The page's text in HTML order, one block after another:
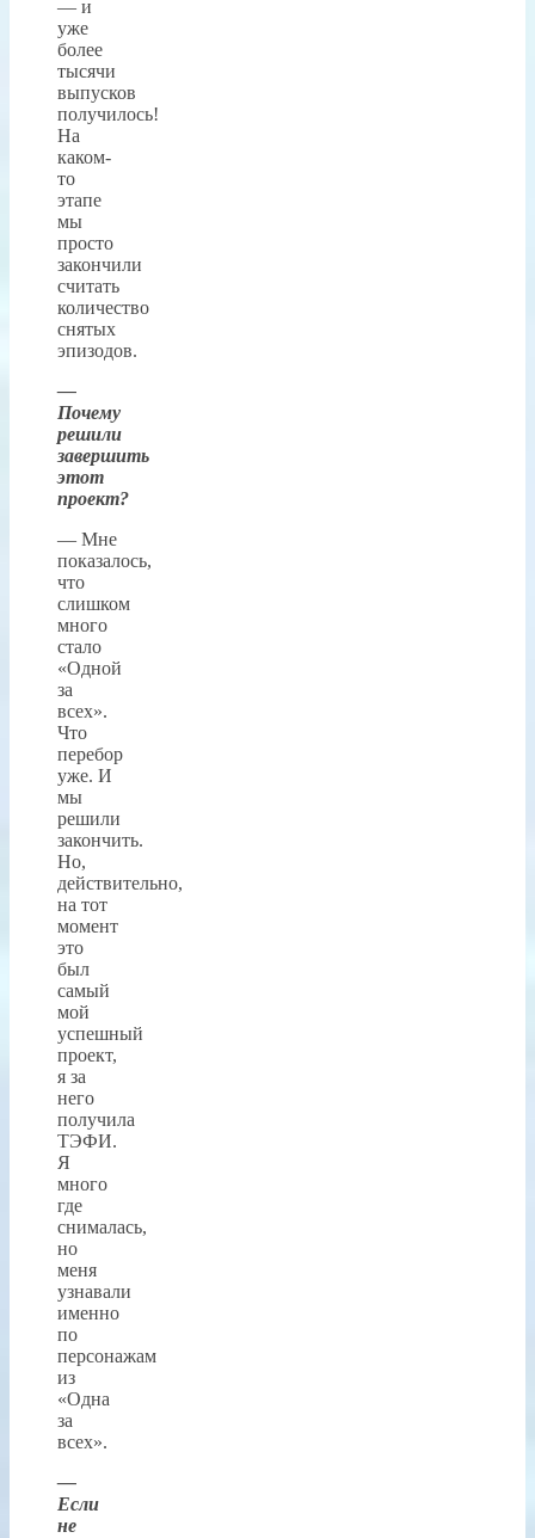
— и
уже
более
тысячи
выпусков
получилось!
На
каком-
то
этапе
мы
просто
закончили
считать
количество
снятых
эпизодов.
—
Почему
решили
завершить
этот
проект?
— Мне
показалось,
что
слишком
много
стало
«Одной
за
всех».
Что
перебор
уже. И
мы
решили
закончить.
Но,
действительно,
на тот
момент
это
был
самый
мой
успешный
проект,
я за
него
получила
ТЭФИ.
Я
много
где
снималась,
но
меня
узнавали
именно
по
персонажам
из
«Одна
за
всех».
—
Если
не